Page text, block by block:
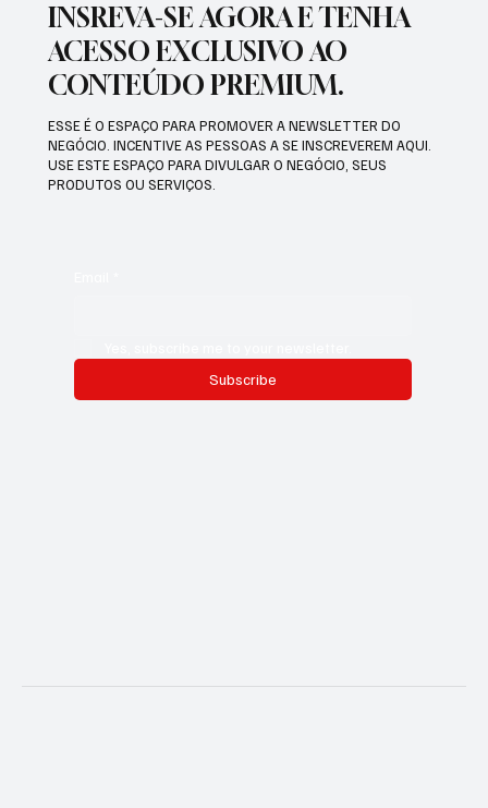
INSREVA-SE AGORA E TENHA
ACESSO EXCLUSIVO AO
CONTEÚDO PREMIUM.
ESSE É O ESPAÇO PARA PROMOVER A NEWSLETTER DO
NEGÓCIO. INCENTIVE AS PESSOAS A SE INSCREVEREM AQUI.
USE ESTE ESPAÇO PARA DIVULGAR O NEGÓCIO, SEUS
PRODUTOS OU SERVIÇOS.
Subscribe